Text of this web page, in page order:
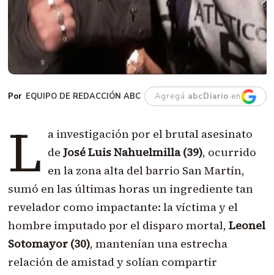
EQUIPO DE REDACCIÓN ABC Agregá abcDiario en
L a investigación por el brutal asesinato
de José Luis Nahuelmilla (39), ocurrido
en la zona alta del barrio San Martín,
sumó en las últimas horas un ingrediente tan
revelador como impactante: la víctima y el
hombre imputado por el disparo mortal, Leonel
Sotomayor (30), mantenían una estrecha
relación de amistad y solían compartir